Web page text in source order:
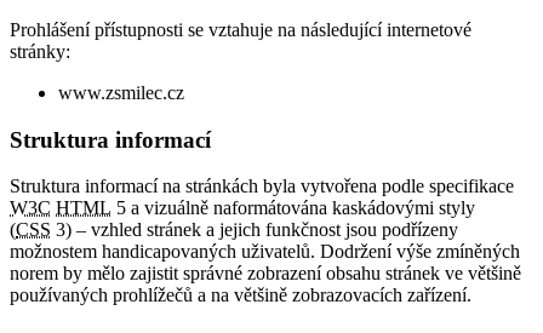
Prohlášení přístupnosti se vztahuje na následující internetové
stránky:
www.zsmilec.cz
Struktura informací
Struktura informací na stránkách byla vytvořena podle specifikace
W3C HTML 5 a vizuálně naformátována kaskádovými styly
(CSS 3) – vzhled stránek a jejich funkčnost jsou podřízeny
možnostem handicapovaných uživatelů. Dodržení výše zmíněných
norem by mělo zajistit správné zobrazení obsahu stránek ve většině
používaných prohlížečů a na většině zobrazovacích zařízení.